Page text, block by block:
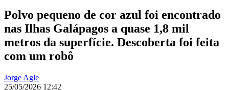
Polvo pequeno de cor azul foi encontrado
nas Ilhas Galápagos a quase 1,8 mil
metros da superfície. Descoberta foi feita
com um robô
Jorge Agle
25/05/2026 12:42